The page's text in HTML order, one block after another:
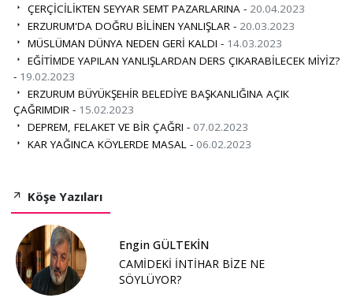
ÇERÇİCİLİKTEN SEYYAR SEMT PAZARLARINA - 20.04.2023
ERZURUM'DA DOĞRU BİLİNEN YANLIŞLAR - 20.03.2023
MÜSLÜMAN DÜNYA NEDEN GERİ KALDI - 14.03.2023
EĞİTİMDE YAPILAN YANLIŞLARDAN DERS ÇIKARABİLECEK MİYİZ?
- 19.02.2023
ERZURUM BÜYÜKŞEHİR BELEDİYE BAŞKANLIĞINA AÇIK
ÇAĞRIMDIR - 15.02.2023
DEPREM, FELAKET VE BİR ÇAĞRI - 07.02.2023
KAR YAĞINCA KÖYLERDE MASAL - 06.02.2023
Köşe Yazıları
Engin GÜLTEKİN
CAMİDEKİ İNTİHAR BİZE NE
SÖYLÜYOR?